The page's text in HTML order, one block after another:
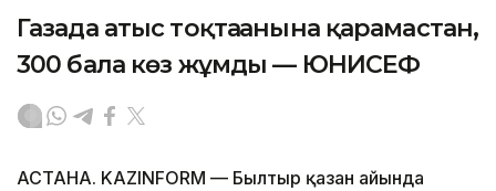
Газада атыс тоқтағанына қарамастан,
300 бала көз жұмды — ЮНИСЕФ
АСТАНА. KAZINFORM — Былтыр қазан айында